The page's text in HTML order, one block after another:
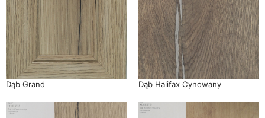
Dąb Grand Dąb Halifax Cynowany